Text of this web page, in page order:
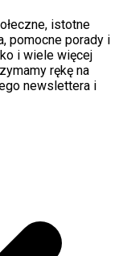
istotne
pomocne porady i
i wiele więcej
rękę na
newslettera i